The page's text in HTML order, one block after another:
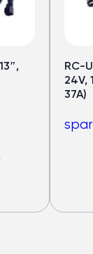
RC-
24V,
37A)